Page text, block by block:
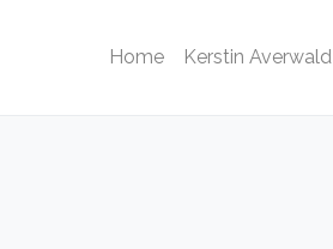
Home Kerstin Averwald